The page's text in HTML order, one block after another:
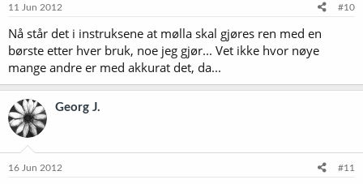
11 Jun 2012 #10
Nå står det i instruksene at mølla skal gjøres ren med en
børste etter hver bruk, noe jeg gjør... Vet ikke hvor nøye
mange andre er med akkurat det, da...
Georg J.
16 Jun 2012 #11